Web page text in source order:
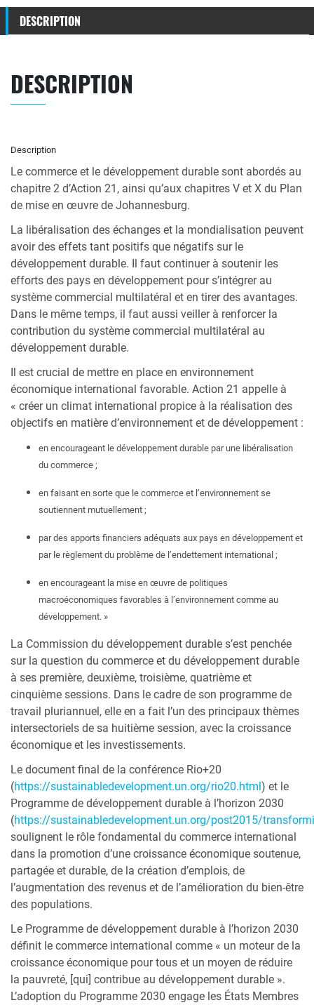
DESCRIPTION
DESCRIPTION
Description
Le commerce et le développement durable sont abordés au
chapitre 2 d’Action 21, ainsi qu’aux chapitres V et X du Plan
de mise en œuvre de Johannesburg.
La libéralisation des échanges et la mondialisation peuvent
avoir des effets tant positifs que négatifs sur le
développement durable. Il faut continuer à soutenir les
efforts des pays en développement pour s’intégrer au
système commercial multilatéral et en tirer des avantages.
Dans le même temps, il faut aussi veiller à renforcer la
contribution du système commercial multilatéral au
développement durable.
Il est crucial de mettre en place en environnement
économique international favorable. Action 21 appelle à
« créer un climat international propice à la réalisation des
objectifs en matière d’environnement et de développement :
en encourageant le développement durable par une libéralisation
du commerce ;
en faisant en sorte que le commerce et l’environnement se
soutiennent mutuellement ;
par des apports financiers adéquats aux pays en développement et
par le règlement du problème de l’endettement international ;
en encourageant la mise en œuvre de politiques
macroéconomiques favorables à l’environnement comme au
développement. »
La Commission du développement durable s’est penchée
sur la question du commerce et du développement durable
à ses première, deuxième, troisième, quatrième et
cinquième sessions. Dans le cadre de son programme de
travail pluriannuel, elle en a fait l’un des principaux thèmes
intersectoriels de sa huitième session, avec la croissance
économique et les investissements.
Le document final de la conférence Rio+20
(https://sustainabledevelopment.un.org/rio20.html) et le
Programme de développement durable à l’horizon 2030
(https://sustainabledevelopment.un.org/post2015/
soulignent le rôle fondamental du commerce international
dans la promotion d’une croissance économique soutenue,
partagée et durable, de la création d’emplois, de
l’augmentation des revenus et de l’amélioration du bien-être
des populations.
Le Programme de développement durable à l’horizon 2030
définit le commerce international comme « un moteur de la
croissance économique pour tous et un moyen de réduire
la pauvreté, [qui] contribue au développement durable ».
L’adoption du Programme 2030 engage les États Membres